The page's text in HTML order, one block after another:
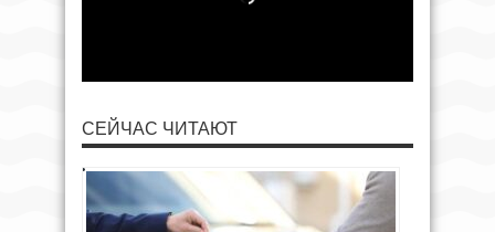
СЕЙЧАС ЧИТАЮТ